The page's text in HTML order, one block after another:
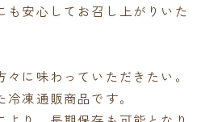
も安心してお召し上がりいた
に味わっていただきたい。
凍通販商品です。